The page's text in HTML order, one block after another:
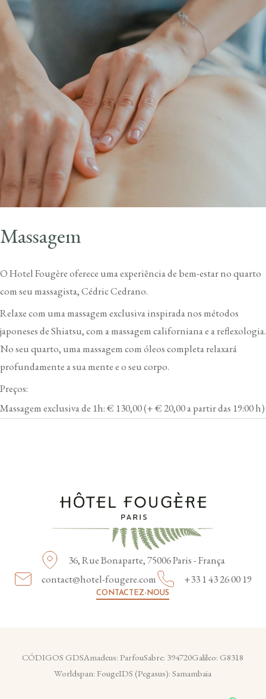
Massagem
O Hotel Fougère oferece uma experiência de bem-estar no quarto
com seu massagista, Cédric Cedrano.
Relaxe com uma massagem exclusiva inspirada nos métodos
japoneses de Shiatsu, com a massagem californiana e a reflexologia.
No seu quarto, uma massagem com óleos completa relaxará
profundamente a sua mente e o seu corpo.
Preços:
Massagem exclusiva de 1h: € 130,00 (+ € 20,00 a partir das 19:00 h)
36, Rue Bonaparte, 75006 Paris - França
contact@hotel-fougere.com
+33 1 43 26 00 19
CONTACTEZ-NOUS
CÓDIGOS GDSAmadeus: ParfouSabre: 394720Galileo: G8318
Worldspan: FougeIDS (Pegasus): Samambaia